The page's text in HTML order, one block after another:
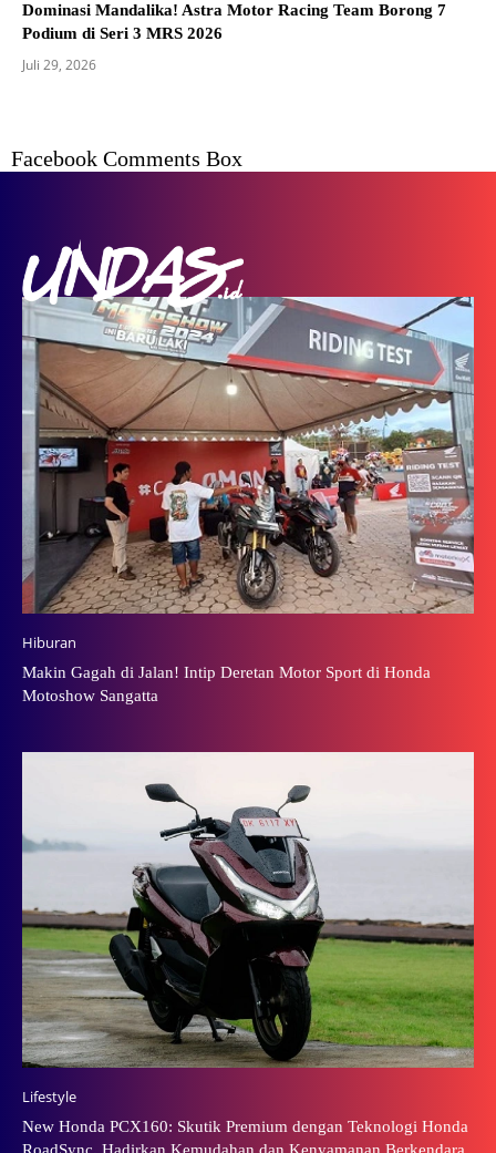
Dominasi Mandalika! Astra Motor Racing Team Borong 7
Podium di Seri 3 MRS 2026
Juli 29, 2026
Facebook Comments Box
Hiburan
Makin Gagah di Jalan! Intip Deretan Motor Sport di Honda
Motoshow Sangatta
Lifestyle
New Honda PCX160: Skutik Premium dengan Teknologi Honda